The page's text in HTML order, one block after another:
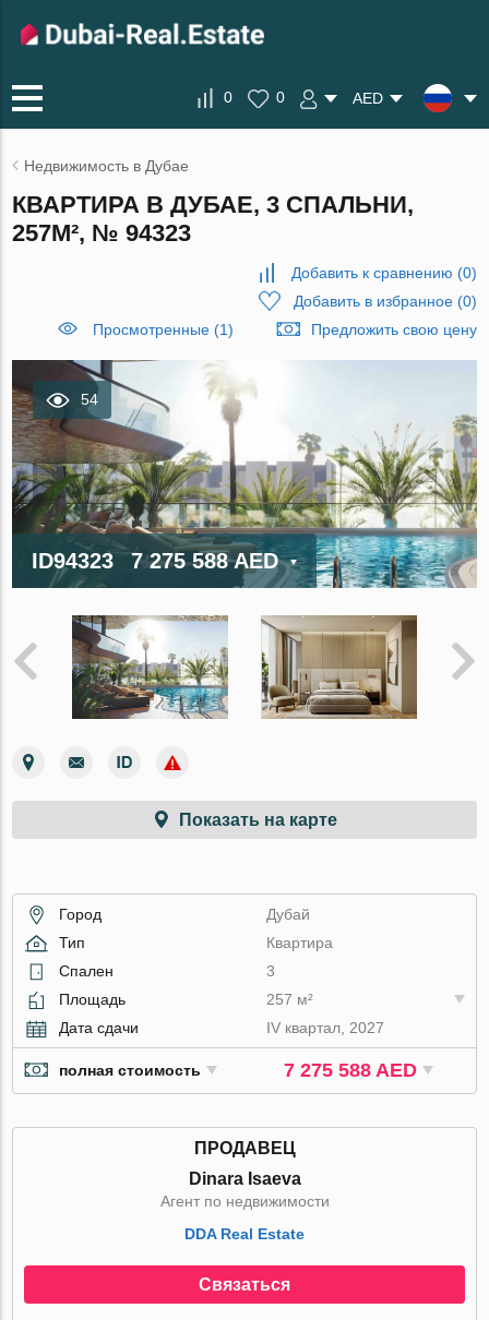
0 0 AED
Недвижимость в Дубае
КВАРТИРА В ДУБАЕ, 3 СПАЛЬНИ,
257М², № 94323
Добавить к сравнению (0)
Добавить в избранное(0)
Просмотренные (1)
Предложить свою цену
54
ID94323 7 275 588 AED
Показать на карте
Город
Дубай
Тип
Квартира
Спален
3
Площадь
257 м²
Дата сдачи
IV квартал, 2027
полная стоимость 7 275 588 AED
ПРОДАВЕЦ
Dinara Isaeva
Агент по недвижимости
DDA Real Estate
Связаться